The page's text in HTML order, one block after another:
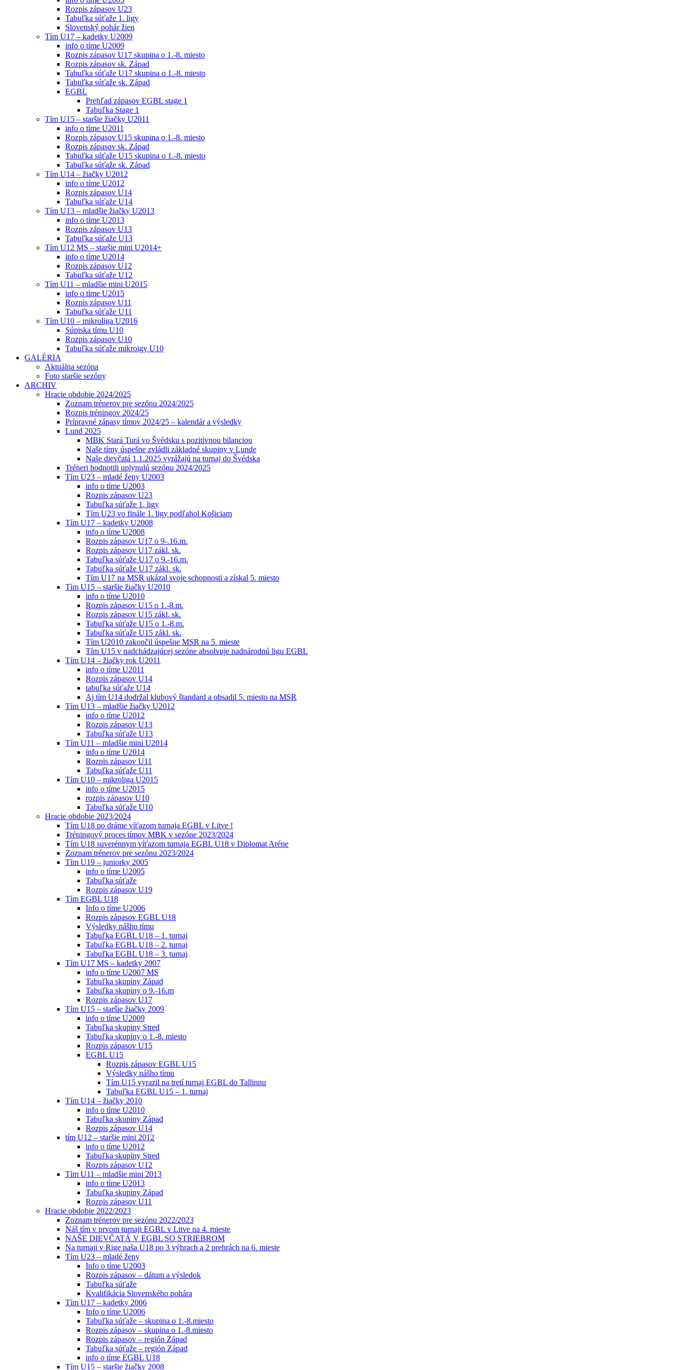
Rozpis zápasov U23
Tabuľka súťaže 1. ligy
Slovenský pohár žien
Tím U17 – kadetky U2009
info o tíme U2009
Rozpis zápasov U17 skupina o 1.-8. miesto
Rozpis zápasov sk. Západ
Tabuľka súťaže U17 skupina o 1.-8. miesto
Tabuľka súťaže sk. Západ
EGBL
Prehľad zápasov EGBL stage 1
Tabuľka Stage 1
Tím U15 – staršie žiačky U2011
info o tíme U2011
Rozpis zápasov U15 skupina o 1.-8. miesto
Rozpis zápasov sk. Západ
Tabuľka súťaže U15 skupina o 1.-8. miesto
Tabuľka súťaže sk. Západ
Tím U14 – žiačky U2012
info o tíme U2012
Rozpis zápasov U14
Tabuľka súťaže U14
Tím U13 – mladšie žiačky U2013
info o tíme U2013
Rozpis zápasov U13
Tabuľka súťaže U13
Tím U12 MS – staršie mini U2014+
info o tíme U2014
Rozpis zápasov U12
Tabuľka súťaže U12
Tím U11 – mladšie mini U2015
info o tíme U2015
Rozpis zápasov U11
Tabuľka súťaže U11
Tím U10 – mikroliga U2016
Súpiska tímu U10
Rozpis zápasov U10
Tabuľka súťaže mikroigy U10
GALÉRIA
Aktuálna sezóna
Foto staršie sezóny
ARCHIV
Hracie obdobie 2024/2025
Zoznam trénerov pre sezónu 2024/2025
Rozpis tréningov 2024/25
Prípravné zápasy tímov 2024/25 – kalendár a výsledky
Lund 2025
MBK Stará Turá vo Švédsku s pozitívnou bilanciou
Naše tímy úspešne zvládli základné skupiny v Lunde
Naše dievčatá 1.1.2025 vyrážajú na turnaj do Švédska
Tréneri hodnotili uplynulú sezónu 2024/2025
Tím U23 – mladé ženy U2003
info o tíme U2003
Rozpis zápasov U23
Tabuľka súťaže 1. ligy
Tím U23 vo finále 1. ligy podľahol Košiciam
Tím U17 – kadetky U2008
info o tíme U2008
Rozpis zápasov U17 o 9-.16.m.
Rozpis zápasov U17 zákl. sk.
Tabuľka súťaže U17 o 9.-16.m.
Tabuľka súťaže U17 zákl. sk.
Tím U17 na MSR ukázal svoje schopnosti a získal 5. miesto
Tím U15 – staršie žiačky U2010
info o tíme U2010
Rozpis zápasov U15 o 1.-8.m.
Rozpis zápasov U15 zákl. sk.
Tabuľka súťaže U15 o 1.-8.m.
Tabuľka súťaže U15 zákl. sk.
Tím U2010 zakončil úspešne MSR na 5. mieste
Tím U15 v nadchádzajúcej sezóne absolvuje nadnárodnú ligu EGBL
Tím U14 – žiačky rok U2011
info o tíme U2011
Rozpis zápasov U14
tabuľka súťaže U14
Aj tím U14 dodržal klubový štandard a obsadil 5. miesto na MSR
Tím U13 – mladšie žiačky U2012
info o tíme U2012
Rozpis zápasov U13
Tabuľka súťaže U13
Tím U11 – mladšie mini U2014
info o tíme U2014
Rozpis zápasov U11
Tabuľka súťaže U11
Tím U10 – mikroliga U2015
info o tíme U2015
rozpis zápasov U10
Tabuľka súťaže U10
Hracie obdobie 2023/2024
Tím U18 po dráme víťazom turnaja EGBL v Litve !
Tréningový proces tímov MBK v sezóne 2023/2024
Tím U18 suverénnym víťazom turnaja EGBL U18 v Diplomat Aréne
Zoznam trénerov pre sezónu 2023/2024
Tím U19 – juniorky 2005
info o tíme U2005
Tabuľka súťaže
Rozpis zápasov U19
Tím EGBL U18
Info o tíme U2006
Rozpis zápasov EGBL U18
Výsledky nášho tímu
Tabuľka EGBL U18 – 1. turnaj
Tabuľka EGBL U18 – 2. turnaj
Tabuľka EGBL U18 – 3. turnaj
Tím U17 MS – kadetky 2007
info o tíme U2007 MS
Tabuľka skupiny Západ
Tabuľka skupiny o 9.-16.m
Rozpis zápasov U17
Tím U15 – staršie žiačky 2009
info o tíme U2009
Tabuľka skupiny Stred
Tabuľka skupiny o 1.-8. miesto
Rozpis zápasov U15
EGBL U15
Rozpis zápasov EGBL U15
Výsledky nášho tímu
Tím U15 vyrazil na tretí turnaj EGBL do Tallinnu
Tabuľka EGBL U15 – 1. turnaj
Tím U14 – žiačky 2010
info o tíme U2010
Tabuľka skupiny Západ
Rozpis zápasov U14
tím U12 – staršie mini 2012
info o tíme U2012
Tabuľka skupiny Stred
Rozpis zápasov U12
Tím U11 – mladšie mini 2013
info o tíme U2013
Tabuľka skupiny Západ
Rozpis zápasov U11
Hracie obdobie 2022/2023
Zoznam trénerov pre sezónu 2022/2023
Náš tím v prvom turnaji EGBL v Litve na 4. mieste
NAŠE DIEVČATÁ V EGBL SO STRIEBROM
Na turnaji v Rige naša U18 po 3 výhrach a 2 prehrách na 6. mieste
Tím U23 – mladé ženy
Info o tíme U2003
Rozpis zápasov – dátum a výsledok
Tabuľka súťaže
Kvalifikácia Slovenského pohára
Tím U17 – kadetky 2006
Info o tíme U2006
Tabuľka súťaže – skupina o 1.-8.miesto
Rozpis zápasov – skupina o 1.-8.miesto
Rozpis zápasov – región Západ
Tabuľka súťaže – región Západ
info o tíme EGBL U18
Tím U15 – staršie žiačky 2008